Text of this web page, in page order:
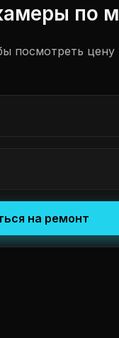
по
посмотреть
на ремонт